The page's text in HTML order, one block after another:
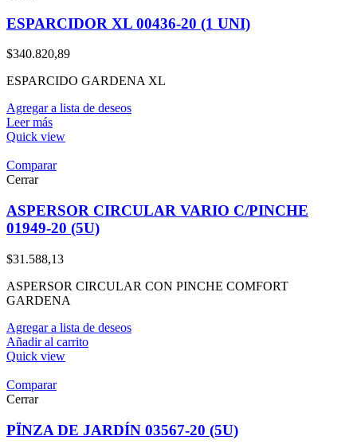
ESPARCIDOR XL 00436-20 (1 UNI)
$340.820,89
ESPARCIDO GARDENA XL
Agregar a lista de deseos
Leer más
Quick view
Comparar
Cerrar
ASPERSOR CIRCULAR VARIO C/PINCHE
01949-20 (5U)
$31.588,13
ASPERSOR CIRCULAR CON PINCHE COMFORT
GARDENA
Agregar a lista de deseos
Añadir al carrito
Quick view
Comparar
Cerrar
PÏNZA DE JARDÍN 03567-20 (5U)